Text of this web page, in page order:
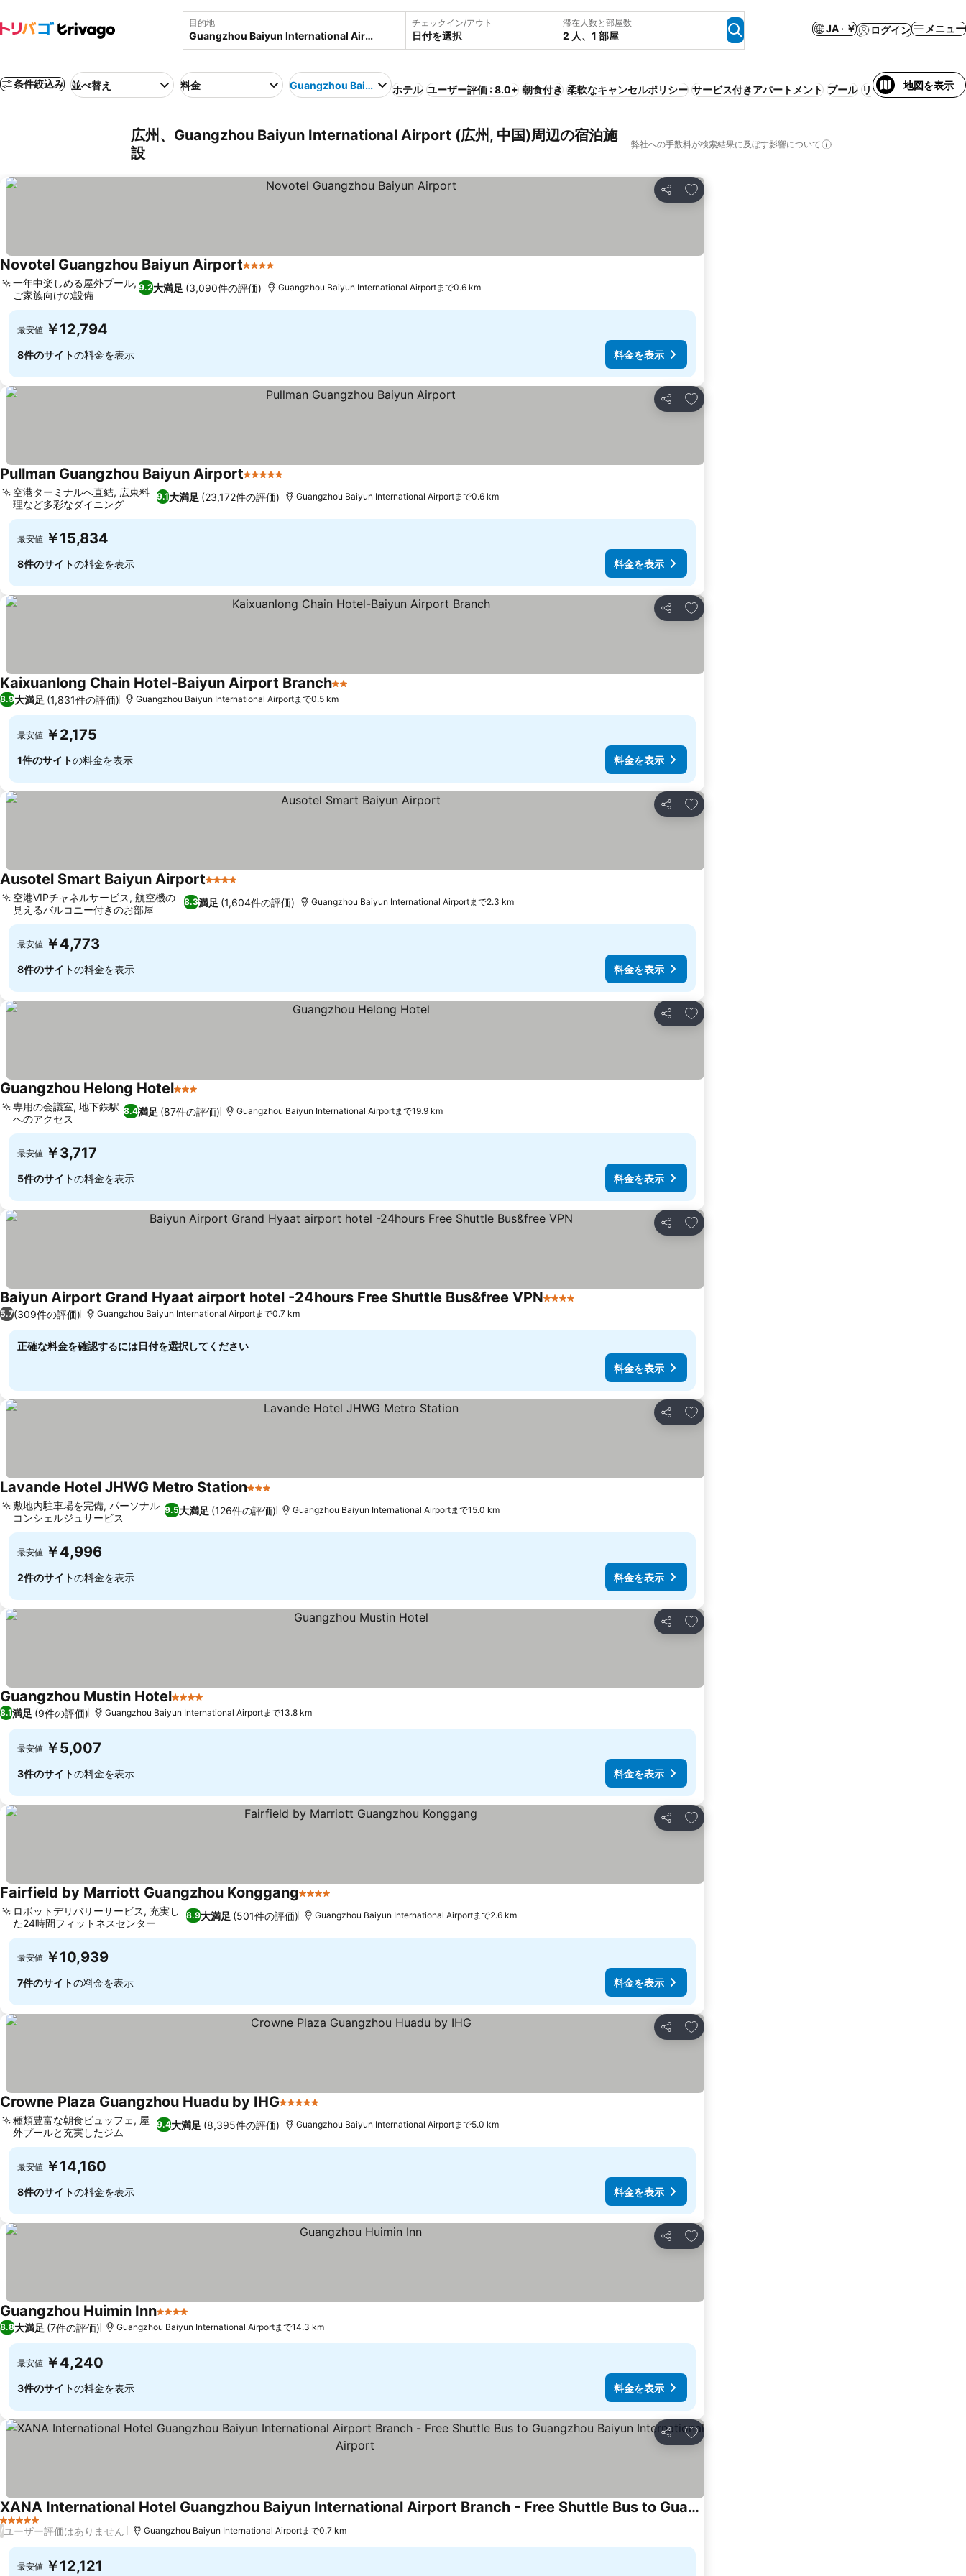
目的地 チェックイン/アウト
日付を選択
滞在人数と部屋数
2 人、1 部屋
JA · ￥ ログイン メニュー
条件絞込み 並べ替え 料金 Guangzhou Baiyun International Airport
ホテル ユーザー評価 : 8.0+ 朝食付き 柔軟なキャンセルポリシー サービス付きアパートメント プール リゾート WiFi エアコ
地図を表示
広州、Guangzhou Baiyun International Airport (広州, 中国)周辺の宿泊施
設
弊社への手数料が検索結果に及ぼす影響について
シェア
お気に入りに追加
Novotel Guangzhou Baiyun Airport4 ホテルのランク
9.2大満足 (3,090件の評価)
一年中楽しめる屋外プール,
ご家族向けの設備
Guangzhou Baiyun International Airportまで0.6 km
最安値 ￥12,794
8件のサイトの料金を表示 料金を表示
シェア
お気に入りに追加
Pullman Guangzhou Baiyun Airport5 ホテルのランク
9.1大満足 (23,172件の評価)
空港ターミナルへ直結, 広東料
理など多彩なダイニング
Guangzhou Baiyun International Airportまで0.6 km
最安値 ￥15,834
8件のサイトの料金を表示 料金を表示
シェア
お気に入りに追加
Kaixuanlong Chain Hotel-Baiyun Airport Branch2 ホテルのランク
8.9大満足 (1,831件の評価) Guangzhou Baiyun International Airportまで0.5 km
最安値 ￥2,175
1件のサイトの料金を表示 料金を表示
シェア
お気に入りに追加
Ausotel Smart Baiyun Airport4 ホテルのランク
8.3満足 (1,604件の評価)
空港VIPチャネルサービス, 航空機の
見えるバルコニー付きのお部屋
Guangzhou Baiyun International Airportまで2.3 km
最安値 ￥4,773
8件のサイトの料金を表示 料金を表示
シェア
お気に入りに追加
Guangzhou Helong Hotel3 ホテルのランク
8.4満足 (87件の評価)
専用の会議室, 地下鉄駅
へのアクセス
Guangzhou Baiyun International Airportまで19.9 km
最安値 ￥3,717
5件のサイトの料金を表示 料金を表示
シェア
お気に入りに追加
Baiyun Airport Grand Hyaat airport hotel -24hours Free Shuttle Bus&free VPN4 ホテルのランク
5.7(309件の評価) Guangzhou Baiyun International Airportまで0.7 km
正確な料金を確認するには日付を選択してください
料金を表示
シェア
お気に入りに追加
Lavande Hotel JHWG Metro Station3 ホテルのランク
9.5大満足 (126件の評価)
敷地内駐車場を完備, パーソナル
コンシェルジュサービス
Guangzhou Baiyun International Airportまで15.0 km
最安値 ￥4,996
2件のサイトの料金を表示 料金を表示
シェア
お気に入りに追加
Guangzhou Mustin Hotel4 ホテルのランク
8.1満足 (9件の評価) Guangzhou Baiyun International Airportまで13.8 km
最安値 ￥5,007
3件のサイトの料金を表示 料金を表示
シェア
お気に入りに追加
Fairfield by Marriott Guangzhou Konggang4 ホテルのランク
8.9大満足 (501件の評価)
ロボットデリバリーサービス, 充実し
た24時間フィットネスセンター
Guangzhou Baiyun International Airportまで2.6 km
最安値 ￥10,939
7件のサイトの料金を表示 料金を表示
シェア
お気に入りに追加
Crowne Plaza Guangzhou Huadu by IHG5 ホテルのランク
9.4大満足 (8,395件の評価)
種類豊富な朝食ビュッフェ, 屋
外プールと充実したジム
Guangzhou Baiyun International Airportまで5.0 km
最安値 ￥14,160
8件のサイトの料金を表示 料金を表示
シェア
お気に入りに追加
Guangzhou Huimin Inn4 ホテルのランク
8.8大満足 (7件の評価) Guangzhou Baiyun International Airportまで14.3 km
最安値 ￥4,240
3件のサイトの料金を表示 料金を表示
シェア
お気に入りに追加
XANA International Hotel Guangzhou Baiyun International Airport Branch - Free Shuttle Bus to Guangzhou Baiyun International Airport
5 ホテルのランク
/ユーザー評価はありません Guangzhou Baiyun International Airportまで0.7 km
最安値 ￥12,121